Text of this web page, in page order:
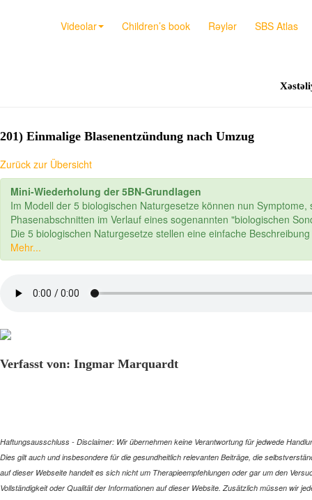
Videolar Children’s book Rəylər SBS Atlas
201) Einmalige Blasenentzündung nach Umzug
Zurück zur Übersicht
Mini-Wiederholung der 5BN-Grundlagen
Im Modell der 5 biologischen Naturgesetze können nun
Phasenabschnitten im Verlauf eines sogenannten "biologischen
Die 5 biologischen Naturgesetze stellen eine einfache
Mehr...
Verfasst von: Ingmar Marquardt
Haftungsausschluss - Disclaimer: Wir übernehmen keine Verantwortung für jedwede
Dies gilt auch und insbesondere für die gesundheitlich relevanten Beiträge, die
auf dieser Webseite handelt es sich nicht um Therapieempfehlungen oder gar um den
Vollständigkeit oder Qualität der Informationen auf dieser Website. Zusätzlich müssen wir